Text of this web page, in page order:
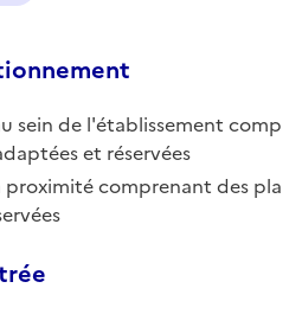
sein de l'établissement comp
et réservées
proximité comprenant des pla